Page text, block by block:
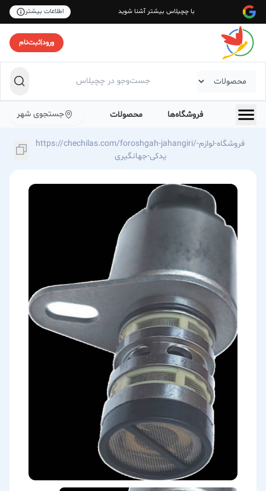
با چچیلاس بیشتر آشنا شوید اطلاعات بیشتر
ورود|ثبت‌نام
فروشگاه‌ها محصولات جستجوی شهر
https://chechilas.com/foroshgah-jahangiri/فروشگاه-لوازم-
یدکی-جهانگیری